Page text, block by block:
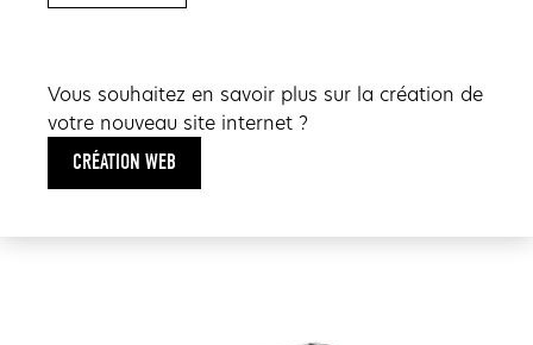
Vous souhaitez en savoir plus sur la création de
votre nouveau site internet ?
CRÉATION WEB